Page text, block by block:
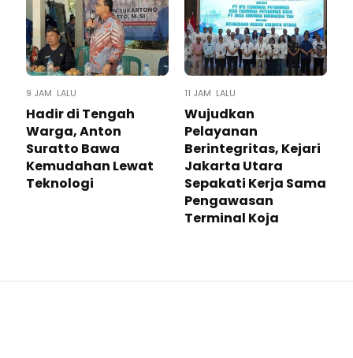
9 JAM LALU
Hadir di Tengah
Warga, Anton
Suratto Bawa
Kemudahan Lewat
Teknologi ​
11 JAM LALU
Wujudkan
Pelayanan
Berintegritas, Kejari
Jakarta Utara
Sepakati Kerja Sama
Pengawasan
Terminal Koja